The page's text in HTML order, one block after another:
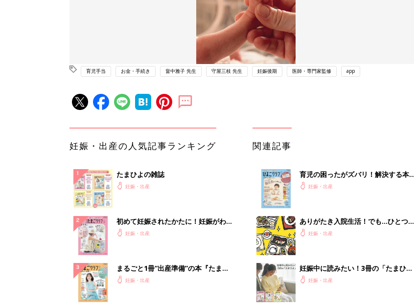
育児手当 お金・手続き 畠中雅子 先生 守屋三枝 先生 妊娠後期 医師・専門家監修 app
妊娠・出産の人気記事ランキング
たまひよの雑誌
妊娠・出産
初めて妊娠されたかたに！妊娠がわか
ったら最初に読む本『初めてのたまご
妊娠・出産
まるごと1冊“出産準備”の本『たまご
クラブ 夏号』〈スペシャル大特集〉
妊娠・出産
関連記事
育児の困ったがズバリ！解決する本
『ひよこクラブ 秋号』 4カ月～2才
妊娠・出産
ありがたき入院生活！でも…ひとつ言
わせて？【ツボウチ育児劇場 #82】
妊娠・出産
妊娠中に読みたい！3冊の「たまひ
よ」妊娠・出産